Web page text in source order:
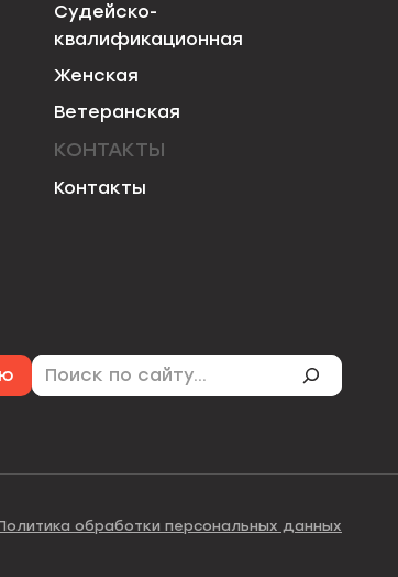
Судейско-
квалификационная
Женская
Ветеранская
КОНТАКТЫ
Контакты
Поиск
обработки персональных данных